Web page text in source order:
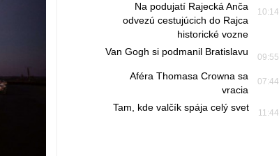
10:14
Na podujatí Rajecká Anča
odvezú cestujúcich do Rajca
historické vozne
09:55
Van Gogh si podmanil Bratislavu
07:44
Aféra Thomasa Crowna sa
vracia
11:44
Tam, kde valčík spája celý svet